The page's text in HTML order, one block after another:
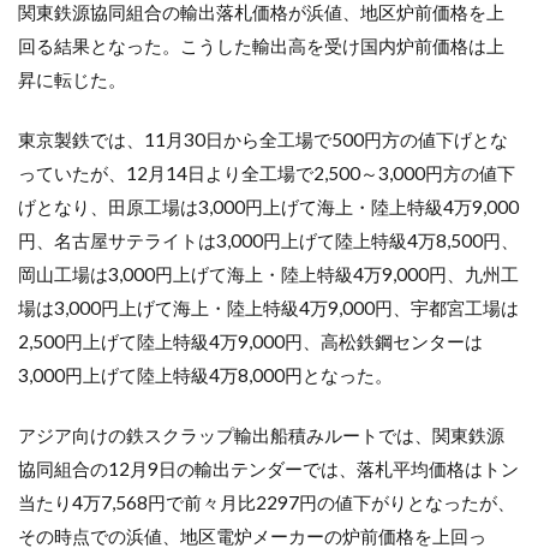
産
3
非
金
属
[再生
資源
市場]
3.2
[鉄鋼]
3.3
関東鉄源協同組合の輸出落札価格が浜値、地区炉前価格を上
回る結果となった。こうした輸出高を受け国内炉前価格は上
昇に転じた。
東京製鉄では、11月30日から全工場で500円方の値下げとな
っていたが、12月14日より全工場で2,500～3,000円方の値下
げとなり、田原工場は3,000円上げて海上・陸上特級4万9,000
円、名古屋サテライトは3,000円上げて陸上特級4万8,500円、
岡山工場は3,000円上げて海上・陸上特級4万9,000円、九州工
場は3,000円上げて海上・陸上特級4万9,000円、宇都宮工場は
2,500円上げて陸上特級4万9,000円、高松鉄鋼センターは
3,000円上げて陸上特級4万8,000円となった。
アジア向けの鉄スクラップ輸出船積みルートでは、関東鉄源
協同組合の12月9日の輸出テンダーでは、落札平均価格はトン
当たり4万7,568円で前々月比2297円の値下がりとなったが、
その時点での浜値、地区電炉メーカーの炉前価格を上回っ